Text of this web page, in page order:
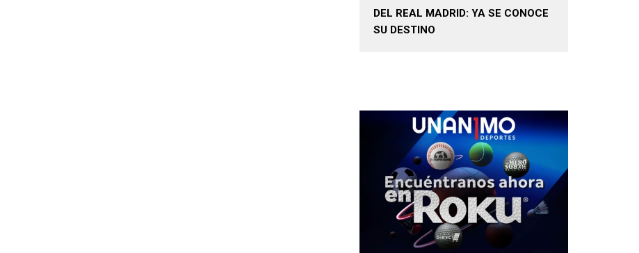
DEL REAL MADRID: YA SE CONOCE
SU DESTINO